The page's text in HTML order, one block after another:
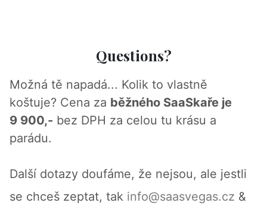
Questions?
Možná tě napadá... Kolik to vlastně
koštuje? Cena za běžného SaaSkaře je
9 900,- bez DPH za celou tu krásu a
parádu.
Další dotazy doufáme, že nejsou, ale jestli
se chceš zeptat, tak info@saasvegas.cz &